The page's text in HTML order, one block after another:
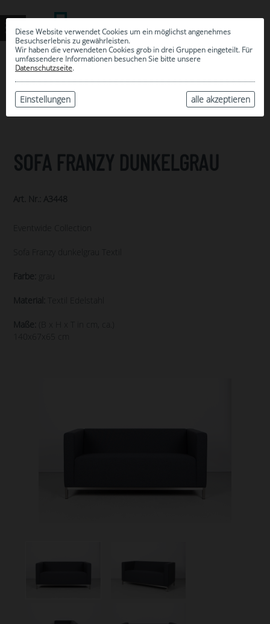
Diese Website verwendet Cookies um ein möglichst angenehmes
Besuchserlebnis zu gewährleisten.
Wir haben die verwendeten Cookies grob in drei Gruppen eingeteilt. Für
umfassendere Informationen besuchen Sie bitte unsere
Datenschutzseite.
alle akzeptieren
Einstellungen
ARCHIV
SOFA FRANZY DUNKELGRAU
Art. Nr.: A3448
Eventwide Collection
Sofa Franzy dunkelgrau Textil
Farbe: grau
Material: Textil Edelstahl
Maße:
(B x H x T in cm, ca.)